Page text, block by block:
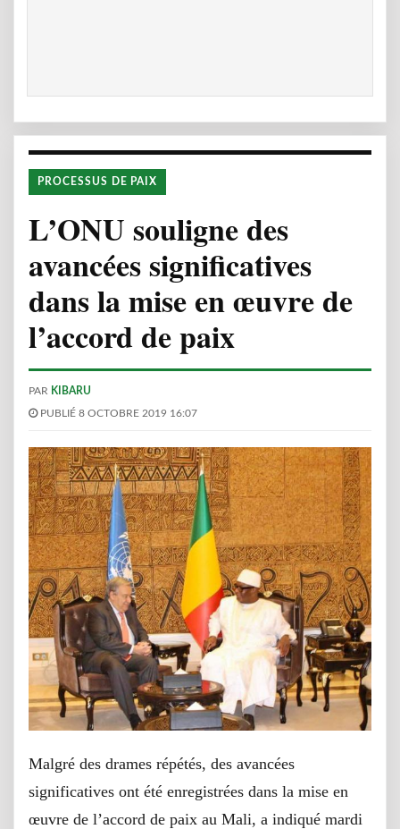
PROCESSUS DE PAIX
L’ONU souligne des
avancées significatives
dans la mise en œuvre de
l’accord de paix
PAR KIBARU
PUBLIÉ 8 OCTOBRE 2019 16:07
Malgré des drames répétés, des avancées
significatives ont été enregistrées dans la mise en
œuvre de l’accord de paix au Mali, a indiqué mardi